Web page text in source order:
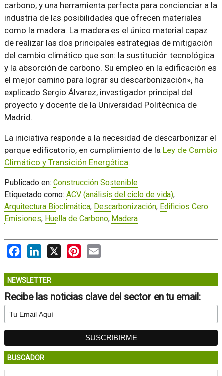
carbono, y una herramienta perfecta para concienciar a la
industria de las posibilidades que ofrecen materiales
como la madera. La madera es el único material capaz
de realizar las dos principales estrategias de mitigación
del cambio climático que son: la sustitución tecnológica
y la absorción de carbono. Su empleo en la edificación es
el mejor camino para lograr su descarbonización», ha
explicado Sergio Álvarez, investigador principal del
proyecto y docente de la Universidad Politécnica de
Madrid.
La iniciativa responde a la necesidad de descarbonizar el
parque edificatorio, en cumplimiento de la Ley de Cambio
Climático y Transición Energética.
Publicado en: Construcción Sostenible
Etiquetado como: ACV (análisis del ciclo de vida),
Arquitectura Bioclimática, Descarbonización, Edificios Cero
Emisiones, Huella de Carbono, Madera
FacebookLinkedIn Pinterest
NEWSLETTER
Recibe las noticias clave del sector en tu email:
BUSCADOR